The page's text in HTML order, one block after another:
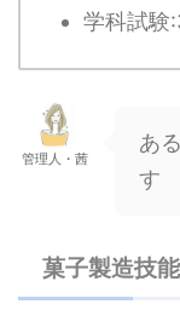
学科試験
管理人・茜
あ
す
菓子製造技